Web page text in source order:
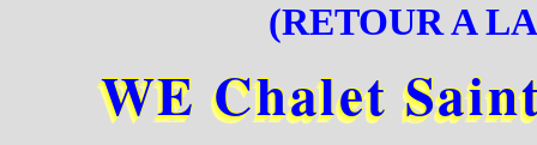
(RETOUR A
WE Chalet